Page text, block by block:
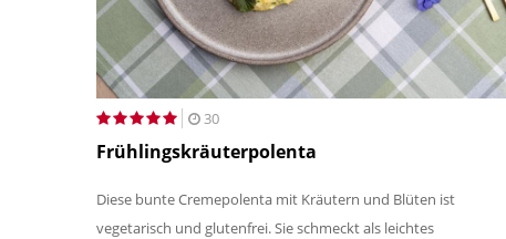
30
Frühlingskräuterpolenta
Diese bunte Cremepolenta mit Kräutern und Blüten ist
vegetarisch und glutenfrei. Sie schmeckt als leichtes